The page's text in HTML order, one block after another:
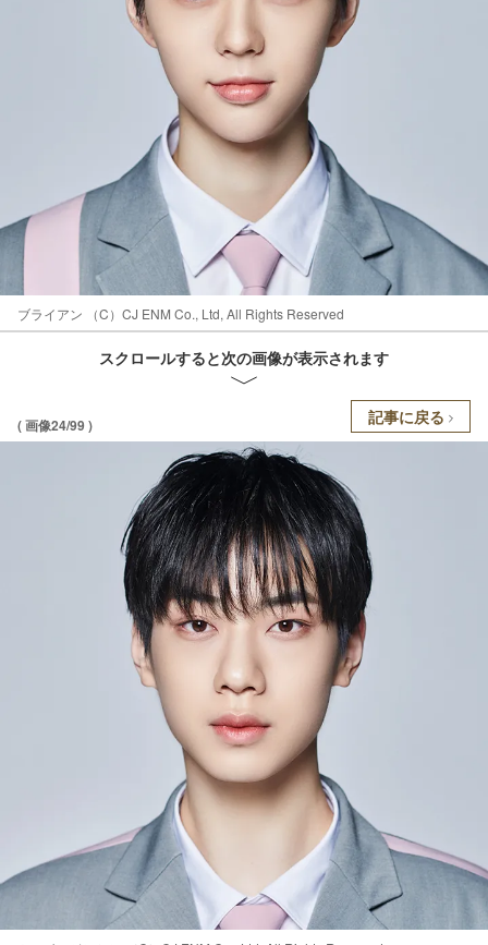
ブライアン （C）CJ ENM Co., Ltd, All Rights Reserved
スクロールすると次の画像が表示されます
( 画像24/99 ) 記事に戻る